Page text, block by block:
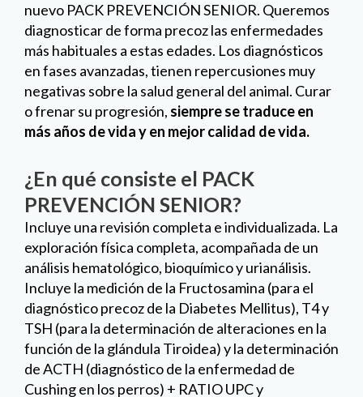
nuevo PACK PREVENCIÓN SENIOR. Queremos
diagnosticar de forma precoz las enfermedades
más habituales a estas edades. Los diagnósticos
en fases avanzadas, tienen repercusiones muy
negativas sobre la salud general del animal. Curar
o frenar su progresión, siempre se traduce en
más años de vida y en mejor calidad de vida.
¿En qué consiste el PACK
PREVENCIÓN SENIOR?
Incluye una revisión completa e individualizada. La
exploración física completa, acompañada de un
análisis hematológico, bioquímico y urianálisis.
Incluye la medición de la Fructosamina (para el
diagnóstico precoz de la Diabetes Mellitus), T4 y
TSH (para la determinación de alteraciones en la
función de la glándula Tiroidea) y la determinación
de ACTH (diagnóstico de la enfermedad de
Cushing en los perros) + RATIO UPC y